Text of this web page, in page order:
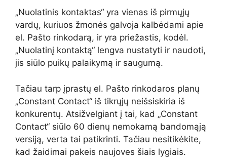
„Nuolatinis kontaktas“ yra vienas iš pirmųjų
vardų, kuriuos žmonės galvoja kalbėdami apie
el. Pašto rinkodarą, ir yra priežastis, kodėl.
„Nuolatinį kontaktą“ lengva nustatyti ir naudoti,
jis siūlo puikų palaikymą ir saugumą.
Tačiau tarp įprastų el. Pašto rinkodaros planų
„Constant Contact“ iš tikrųjų neišsiskiria iš
konkurentų. Atsižvelgiant į tai, kad „Constant
Contact“ siūlo 60 dienų nemokamą bandomąją
versiją, verta tai patikrinti. Tačiau nesitikėkite,
kad žaidimai pakeis naujoves šiais lygiais.